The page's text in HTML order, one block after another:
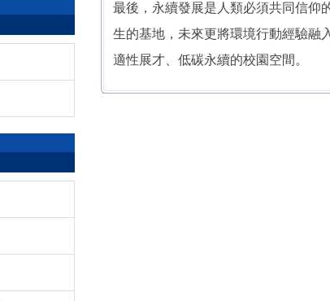
最後，永續發展是人類必須共同信仰
生的基地，未來更將環境行動經驗融
適性展才、低碳永續的校園空間。